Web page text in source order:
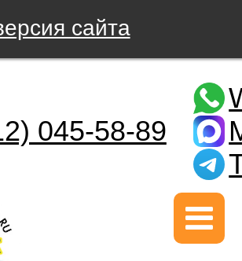
сайта
045-58-89